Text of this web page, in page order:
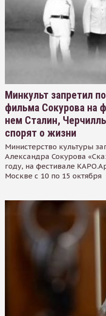
Минкульт запретил
фильма Сокурова на
нем Сталин,
спорят о жизни
Министерство культуры
Александра Сокурова
году, на фестивале
Москве с 10 по 15 октября